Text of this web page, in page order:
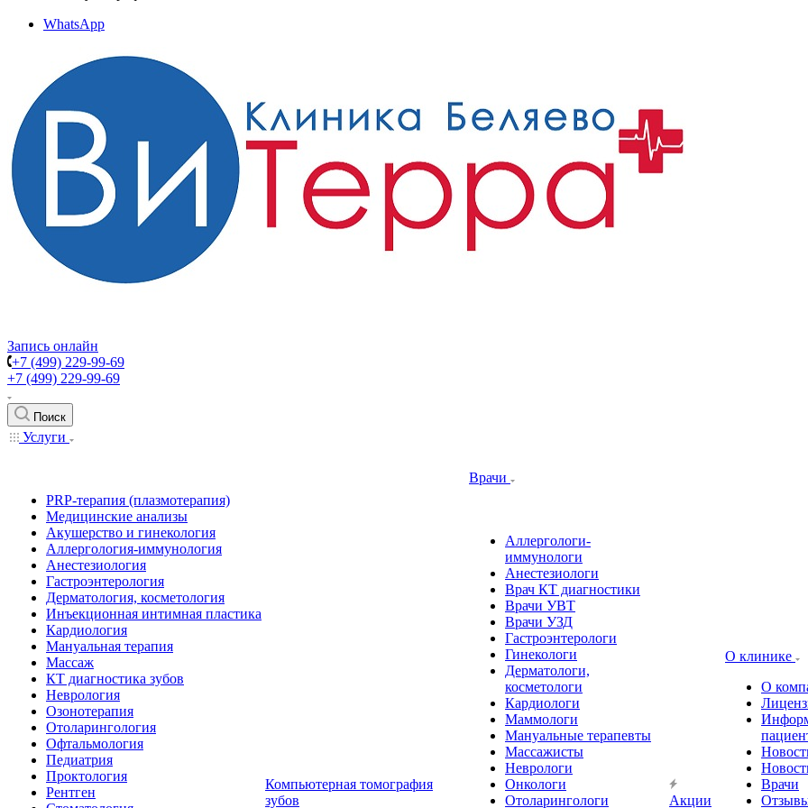
WhatsApp
Запись онлайн
+7 (499) 229-99-69
+7 (499) 229-99-69
Поиск
Услуги
PRP-терапия (плазмотерапия)
Медицинские анализы
Акушерство и гинекология
Аллергология-иммунология
Анестезиология
Гастроэнтерология
Дерматология, косметология
Инъекционная интимная пластика
Кардиология
Мануальная терапия
Массаж
КТ диагностика зубов
Неврология
Озонотерапия
Отоларингология
Офтальмология
Педиатрия
Проктология
Рентген
Компьютерная томография
зубов
Врачи
Аллергологи-
иммунологи
Анестезиологи
Врач КТ диагностики
Врачи УВТ
Врачи УЗД
Гастроэнтерологи
Гинекологи
Дерматологи,
косметологи
Кардиологи
Маммологи
Мануальные терапевты
Массажисты
Неврологи
Онкологи
Отоларингологи
Акции
О клинике
О
Врачи